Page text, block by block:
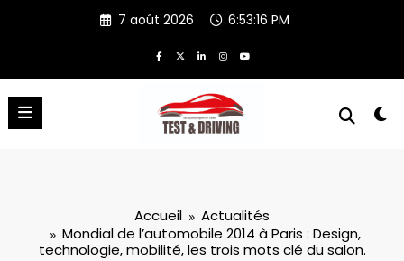
7 août 2026 6:53:18 PM
Accueil
Actualités
Mondial de l’automobile 2014 à Paris : Design,
technologie, mobilité, les trois mots clé du salon.